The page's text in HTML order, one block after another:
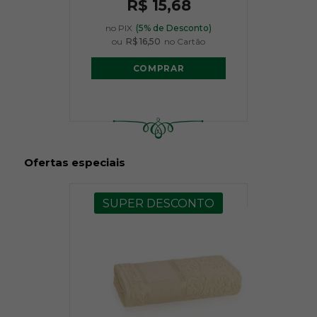
R$ 15,68
no PIX (5% de Desconto)
ou R$ 16,50 no Cartão
COMPRAR
Ofertas especiais
SUPER DESCONTO